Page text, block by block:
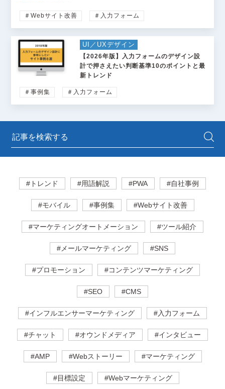
＃Webサイト改善 ＃入力フォーム
UI／UXデザイン
【2026年版】入力フォームのデザイン設
計で押さえたい判断基準10のポイントと最
新トレンド
＃事例集 ＃入力フォーム
#トレンド #用語解説 #PWA #自社事例
#モバイル #事例集 #Webサイト改善
#マーケティングオートメーション #ツール紹介
#メールマーケティング #SNS
#プロモーション #コンテンツマーケティング
#SEO #CMS
#インフルエンサーマーケティング #入力フォーム
#チャット #オウンドメディア #インタビュー
#AMP #Webストーリー #マーケティング
#目標設定 #Webマーケティング